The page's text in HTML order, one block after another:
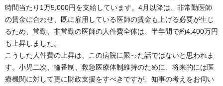
時間当たり1万5,000円を支給しています。4月以降は、非常勤医師
の賃金に合わせ、既に雇用している医師の賃金も上げる必要が生じ
るため、常勤、非常勤の医師の人件費全体は、半年間で約4,400万円
も上昇しました。
こうした人件費の上昇は、この病院に限った話ではないと思われま
す。小児二次、輪番制、救急医療体制維持のために、将来的には医
療機関に対して更に財政支援をすべきですが、知事の考えをお伺い